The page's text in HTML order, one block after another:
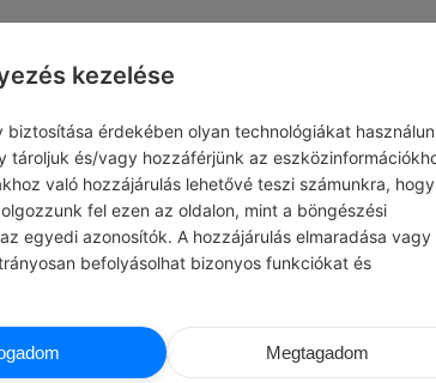
SHERRILYN KENYON #AJÁNLOTT NAPI JÓCSELEKEDET
kezelése
biztosítása érdekében olyan technológiákat
tároljuk és/vagy hozzáférjünk az
való hozzájárulás lehetővé teszi számunkra, hogy
fel ezen az oldalon, mint a böngészési
egyedi azonosítók. A hozzájárulás elmaradása vagy
befolyásolhat bizonyos funkciókat és
Megtagadom